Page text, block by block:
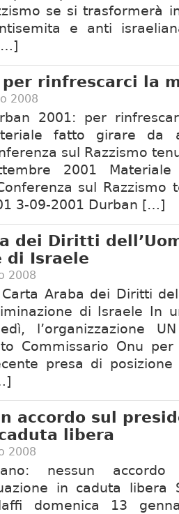
se si trasformerà
e anti
per rinfrescarci la
2008
2001: per
fatto girare da
sul Razzismo
2001
sul Razzismo
3-09-2001 Durban […]
dei Diritti
di Israele
2008
Araba dei Diritti
di Israele In
l’organizzazione
Commissario Onu
presa di
accordo sul
libera
2008
nessun accordo
in caduta libera
domenica 13